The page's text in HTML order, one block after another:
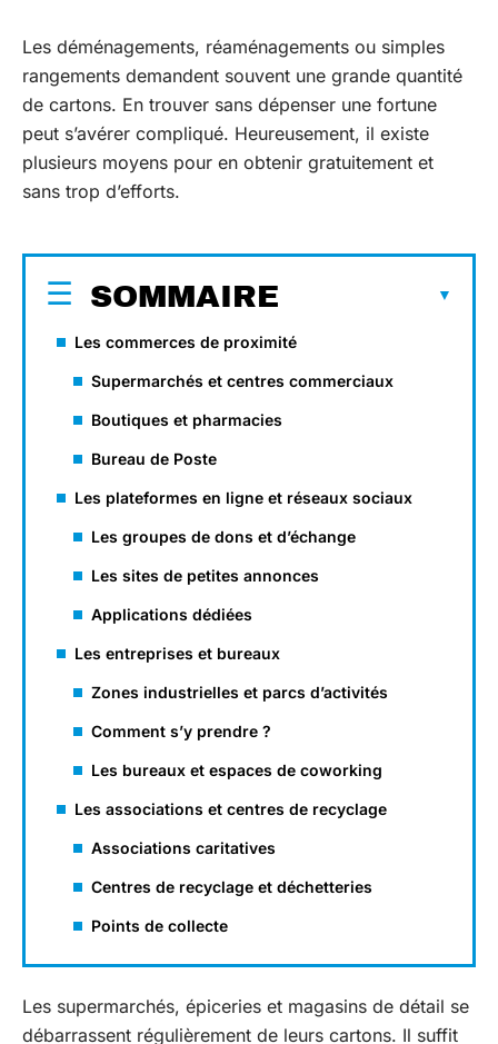
Les déménagements, réaménagements ou simples
rangements demandent souvent une grande quantité
de cartons. En trouver sans dépenser une fortune
peut s’avérer compliqué. Heureusement, il existe
plusieurs moyens pour en obtenir gratuitement et
sans trop d’efforts.
SOMMAIRE
Les commerces de proximité
Supermarchés et centres commerciaux
Boutiques et pharmacies
Bureau de Poste
Les plateformes en ligne et réseaux sociaux
Les groupes de dons et d’échange
Les sites de petites annonces
Applications dédiées
Les entreprises et bureaux
Zones industrielles et parcs d’activités
Comment s’y prendre ?
Les bureaux et espaces de coworking
Les associations et centres de recyclage
Associations caritatives
Centres de recyclage et déchetteries
Points de collecte
Les supermarchés, épiceries et magasins de détail se
débarrassent régulièrement de leurs cartons. Il suffit